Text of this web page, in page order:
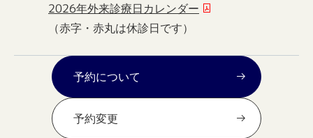
2026年外来診療日カレンダー
（赤字・赤丸は休診日です）
予約について
予約変更